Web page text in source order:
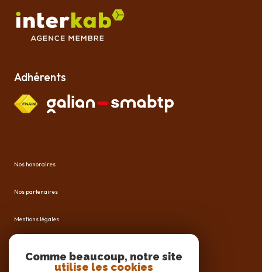
Adhérents
Nos honoraires
Nos partenaires
Mentions légales
Comme beaucoup, notre site
utilise les cookies